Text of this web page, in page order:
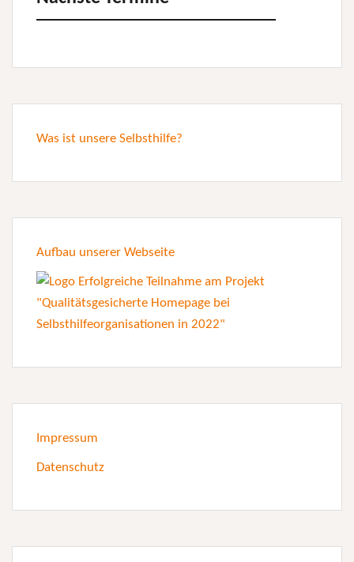
Was ist unsere Selbsthilfe?
Aufbau unserer Webseite
Impressum
Datenschutz